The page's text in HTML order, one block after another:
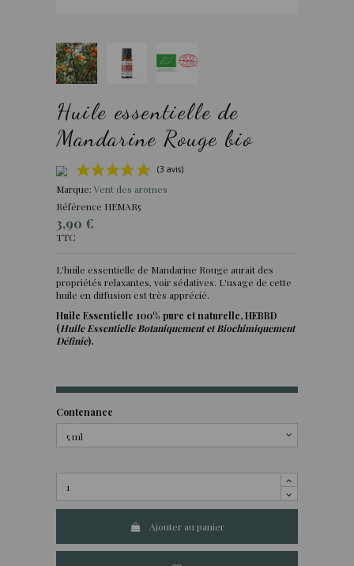
Huile essentielle de
Mandarine Rouge bio
(3 avis)
Marque: Vent des aromes
Référence HEMAR5
3,90 €
TTC
L'huile essentielle de Mandarine Rouge aurait des
propriétés relaxantes, voir sédatives. L'usage de cette
huile en diffusion est très apprécié.
Huile Essentielle 100% pure et naturelle, HEBBD
(Huile Essentielle Botaniquement et Biochimiquement
Définie).
Contenance
Ajouter au panier